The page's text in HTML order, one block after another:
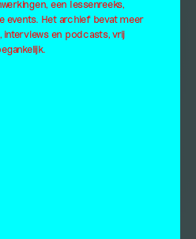
een lessenreeks,
events. Het archief bevat meer
interviews en podcasts, vrij